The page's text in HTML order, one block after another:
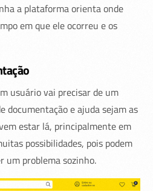
a plataforma orienta onde
em que ele ocorreu e os
usuário vai precisar de um
documentação e ajuda sejam as
estar lá, principalmente em
possibilidades, pois podem
um problema sozinho.